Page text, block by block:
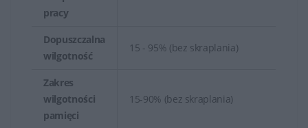
pracy
Dopuszczalna
wilgotność
15 - 95% (bez skraplania)
Zakres
wilgotności
pamięci
15-90% (bez skraplania)